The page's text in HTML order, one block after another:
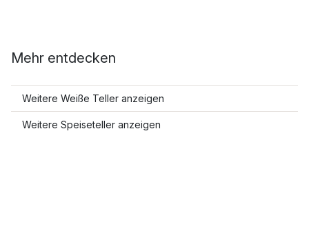
Mehr entdecken
Weitere Weiße Teller anzeigen
Weitere Speiseteller anzeigen